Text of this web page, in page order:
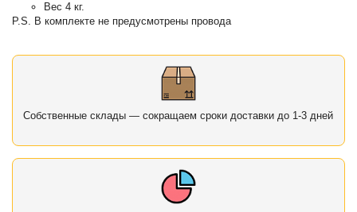
Вес 4 кг.
P.S. В комплекте не предусмотрены провода
Собственные склады — сокращаем сроки доставки до 1-3 дней